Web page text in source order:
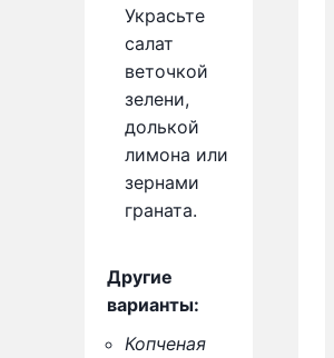
Украсьте
салат
веточкой
зелени,
долькой
лимона или
зернами
граната.
Другие
варианты:
Копченая